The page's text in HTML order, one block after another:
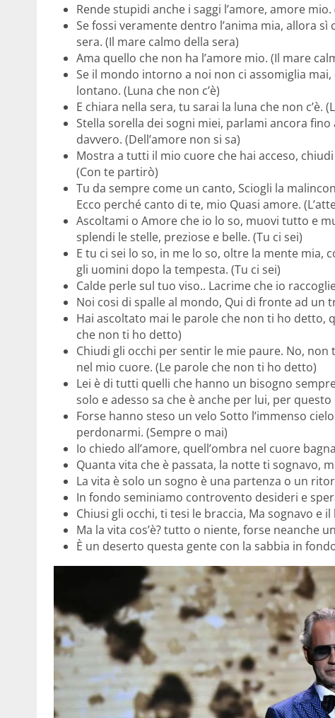
Rende stupidi anche i saggi l’amore, amore
Se fossi veramente dentro l’anima mia, allora
sera. (Il mare calmo della sera)
Ama quello che non ha l’amore mio. (Il mare
Se il mondo intorno a noi non ci assomiglia
lontano. (Luna che non c’è)
E chiara nella sera, tu sarai la luna che non c’è.
Stella sorella dei sogni miei, parlami ancora
davvero. (Dell’amore non si sa)
Mostra a tutti il mio cuore che hai acceso,
(Con te partirò)
Tu da sempre come un canto, Sciogli la
Ecco perché canto di te, mio Quasi amore.
Ascoltami o Amore che io lo so, muovi tutto e
splendi le stelle, preziose e belle. (Tu ci sei)
E tu ci sei lo so, in me lo so, oltre la mente mia,
gli uomini dopo la tempesta. (Tu ci sei)
Calde perle sul tuo viso.. Lacrime che io
Noi cosi di spalle al mondo, Qui di fronte ad un
Hai ascoltato mai le parole che non ti ho detto,
che non ti ho detto)
Chiudi gli occhi per sentir le mie paure. No,
nel mio cuore. (Le parole che non ti ho detto)
Lei è di tutti quelli che hanno un bisogno
solo e adesso sa che è anche per lui, per
Forse hanno steso un velo Sotto l’immenso
perdonarmi. (Sempre o mai)
Io chiedo all’amore, quell’ombra nel cuore
Quanta vita che è passata, la notte ti sognavo,
La vita è solo un sogno è una partenza o un
In fondo seminiamo controvento desideri e
Chiusi gli occhi, ti tesi le braccia, Ma sognavo e
Ma la vita cos’è? tutto o niente, forse neanche
È un deserto questa gente con la sabbia in